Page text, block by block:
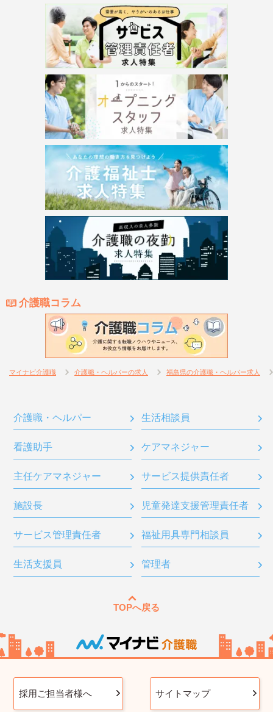
介護職コラム
マイナビ介護職 介護職・ヘルパーの求人 福島県の介護職・ヘルパー求人
介護職・ヘルパー 生活相談員
看護助手 ケアマネジャー
主任ケアマネジャー サービス提供責任者
施設長 児童発達支援管理責任者
サービス管理責任者 福祉用具専門相談員
生活支援員 管理者
TOPへ戻る
採用ご担当者様へ サイトマップ